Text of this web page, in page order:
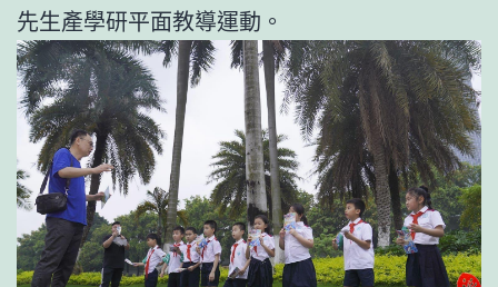
先生產學研平面教導運動。